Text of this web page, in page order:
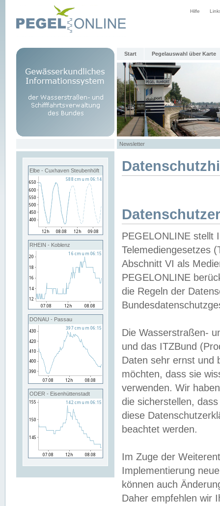
Hilfe
Start Pegelauswahl über Karte
Newsletter
Elbe - Cuxhaven Steubenhöft
RHEIN - Koblenz
DONAU - Passau
ODER - Eisenhüttenstadt
PEGELONLINE stellt
Telemediengesetzes
Abschnitt VI als
PEGELONLINE
die Regeln der
Die Wasserstraßen-
und das ITZBund
Daten sehr ernst und
möchten, dass sie
verwenden. Wir
die sicherstellen,
diese
beachtet werden.
Im Zuge der
Implementierung
können auch
Daher empfehlen wir